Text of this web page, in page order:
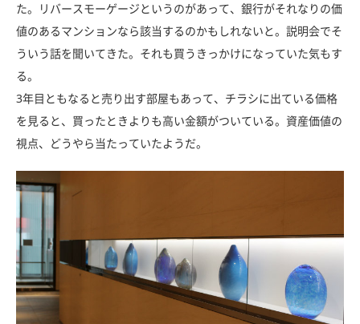
た。リバースモーゲージというのがあって、銀行がそれなりの価
値のあるマンションなら該当するのかもしれないと。説明会でそ
ういう話を聞いてきた。それも買うきっかけになっていた気もす
る。
3年目ともなると売り出す部屋もあって、チラシに出ている価格
を見ると、買ったときよりも高い金額がついている。資産価値の
視点、どうやら当たっていたようだ。